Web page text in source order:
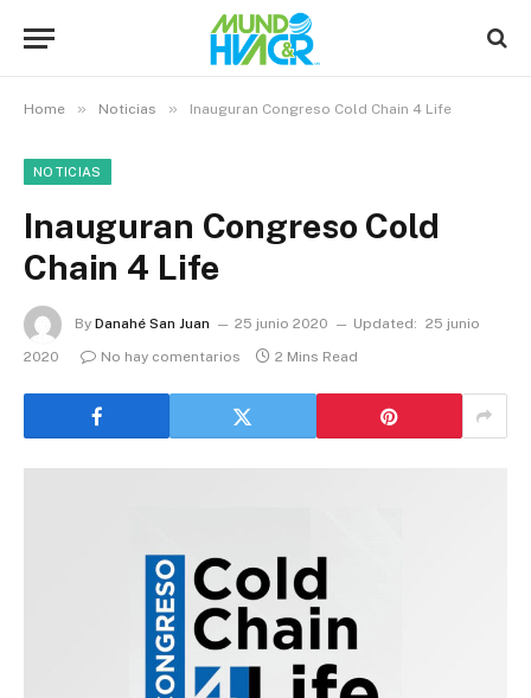
Home » Noticias » Inauguran Congreso Cold Chain 4 Life
NOTICIAS
Inauguran Congreso Cold
Chain 4 Life
By Danahé San Juan 25 junio 2020 Updated: 25 junio
2020
No hay comentarios 2 Mins Read